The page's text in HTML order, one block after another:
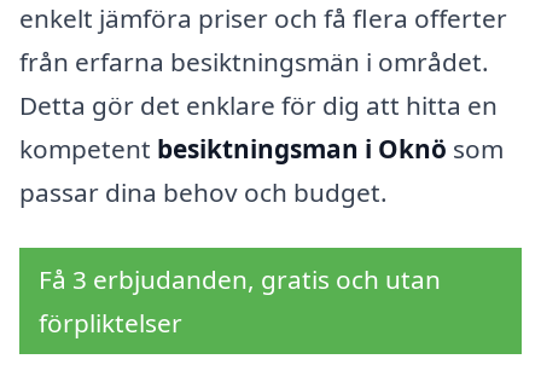
enkelt jämföra priser och få flera offerter
från erfarna besiktningsmän i området.
Detta gör det enklare för dig att hitta en
kompetent besiktningsman i Oknö som
passar dina behov och budget.
Få 3 erbjudanden, gratis och utan
förpliktelser